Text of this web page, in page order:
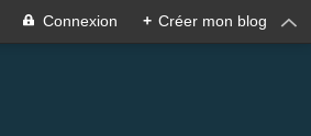
Connexion + Créer mon blog